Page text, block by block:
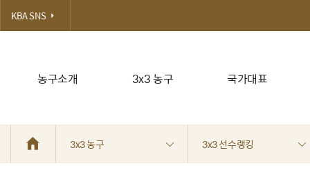
농구소개 3x3 농구 국가대표
KBA SNS
3x3 농구 3x3 선수랭킹